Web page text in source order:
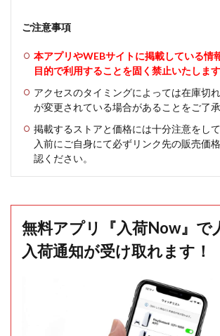
ご注意事項
本アプリやWEBサイトに掲載している情
目的で利用することを固く禁止いたします
アクセスのタイミングによっては在庫切
が変更されている場合があることをご了承
掲載するストアと価格には十分注意をし
入前にご自身にて必ずリンク先の販売価
認ください。
無料アプリ『入荷Now』で
入荷通知が受け取れます！